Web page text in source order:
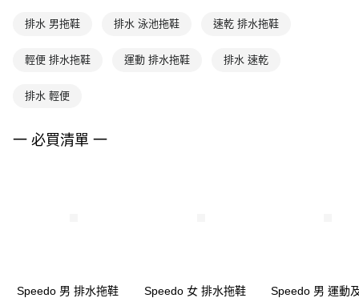
排水 男拖鞋 排水 泳池拖鞋 速乾 排水拖鞋
輕便 排水拖鞋 運動 排水拖鞋 排水 速乾
排水 輕便
一 必買清單 一
Speedo 男 排水拖鞋
Speedo 女 排水拖鞋
Speedo 男 運動